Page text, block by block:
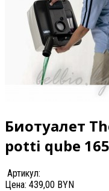
Биотуалет
potti qube
Артикул:
Цена: 439,00 BYN